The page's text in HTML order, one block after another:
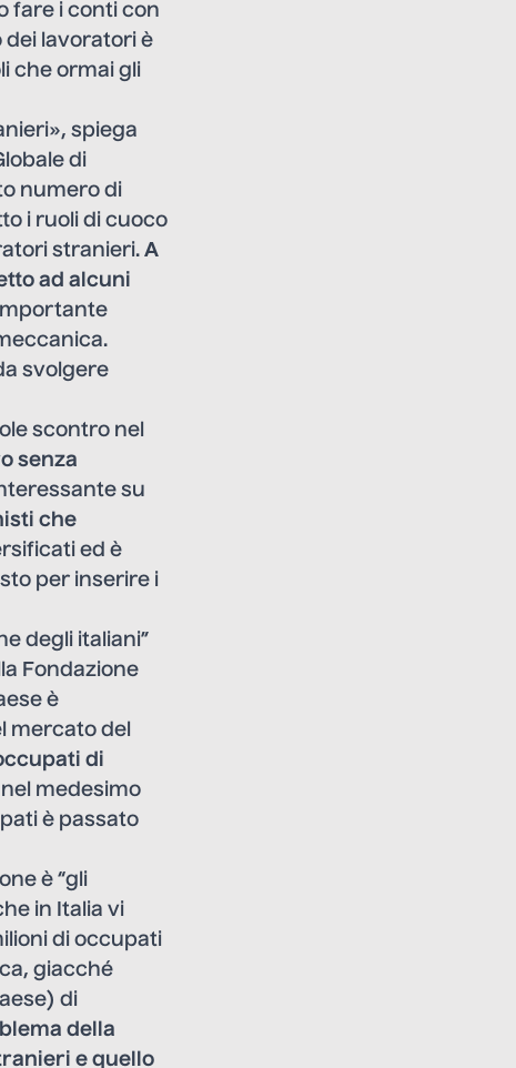
fare i conti con
dei lavoratori è
che ormai gli
spiega
di
numero di
i ruoli di cuoco
stranieri. A
ad alcuni
svolgere
scontro nel
senza
su
che
ed è
per inserire i
degli italiani”
Fondazione
è
mercato del
di
medesimo
è passato
è “gli
in Italia vi
di occupati
giacché
di
della
e quello